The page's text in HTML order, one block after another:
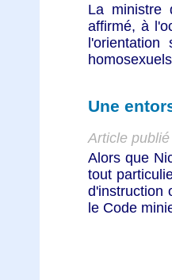
La ministre
affirmé, à
Une
Article
Alors que
tout
d'instruction
le Code